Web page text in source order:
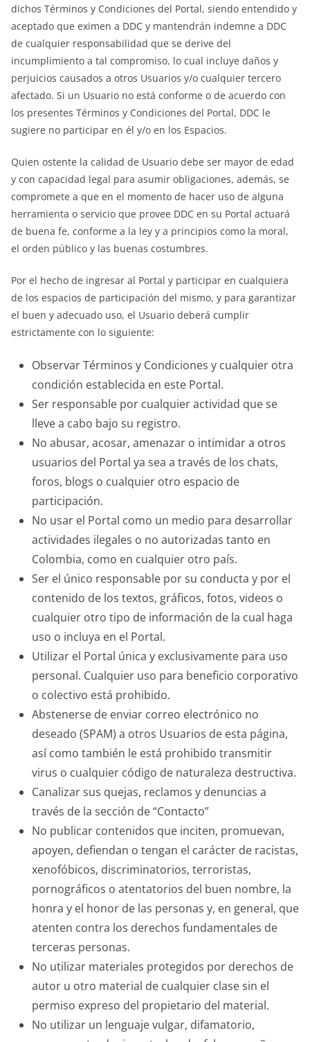
dichos Términos y Condiciones del Portal, siendo entendido y
aceptado que eximen a DDC y mantendrán indemne a DDC
de cualquier responsabilidad que se derive del
incumplimiento a tal compromiso, lo cual incluye daños y
perjuicios causados a otros Usuarios y/o cualquier tercero
afectado. Si un Usuario no está conforme o de acuerdo con
los presentes Términos y Condiciones del Portal, DDC le
sugiere no participar en él y/o en los Espacios.
Quien ostente la calidad de Usuario debe ser mayor de edad
y con capacidad legal para asumir obligaciones, además, se
compromete a que en el momento de hacer uso de alguna
herramienta o servicio que provee DDC en su Portal actuará
de buena fe, conforme a la ley y a principios como la moral,
el orden público y las buenas costumbres.
Por el hecho de ingresar al Portal y participar en cualquiera
de los espacios de participación del mismo, y para garantizar
el buen y adecuado uso, el Usuario deberá cumplir
estrictamente con lo siguiente:
Observar Términos y Condiciones y cualquier otra
condición establecida en este Portal.
Ser responsable por cualquier actividad que se
lleve a cabo bajo su registro.
No abusar, acosar, amenazar o intimidar a otros
usuarios del Portal ya sea a través de los chats,
foros, blogs o cualquier otro espacio de
participación.
No usar el Portal como un medio para desarrollar
actividades ilegales o no autorizadas tanto en
Colombia, como en cualquier otro país.
Ser el único responsable por su conducta y por el
contenido de los textos, gráficos, fotos, videos o
cualquier otro tipo de información de la cual haga
uso o incluya en el Portal.
Utilizar el Portal única y exclusivamente para uso
personal. Cualquier uso para beneficio corporativo
o colectivo está prohibido.
Abstenerse de enviar correo electrónico no
deseado (SPAM) a otros Usuarios de esta página,
así como también le está prohibido transmitir
virus o cualquier código de naturaleza destructiva.
Canalizar sus quejas, reclamos y denuncias a
través de la sección de “Contacto”
No publicar contenidos que inciten, promuevan,
apoyen, defiendan o tengan el carácter de racistas,
xenofóbicos, discriminatorios, terroristas,
pornográficos o atentatorios del buen nombre, la
honra y el honor de las personas y, en general, que
atenten contra los derechos fundamentales de
terceras personas.
No utilizar materiales protegidos por derechos de
autor u otro material de cualquier clase sin el
permiso expreso del propietario del material.
No utilizar un lenguaje vulgar, difamatorio,